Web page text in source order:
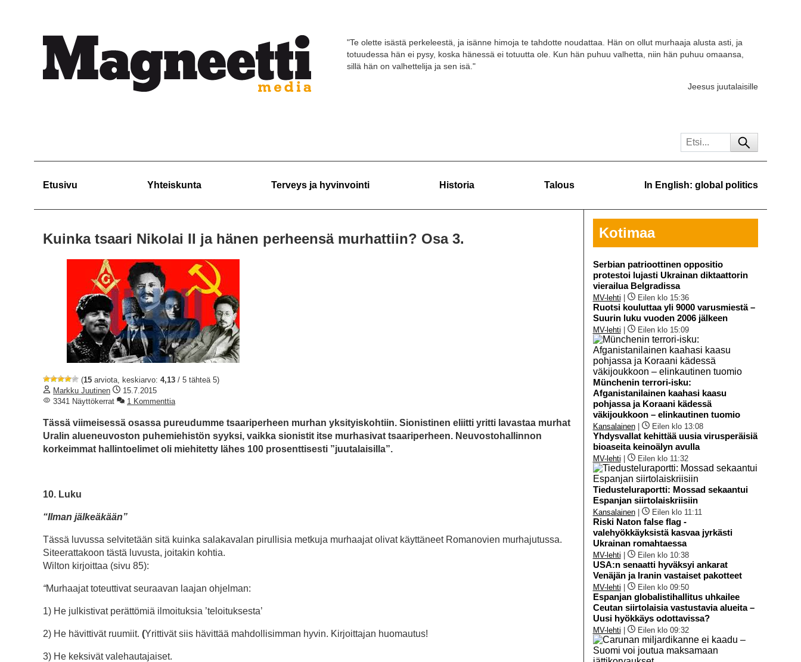
"Te olette isästä perkeleestä, ja isänne himoja te tahdotte noudattaa. Hän on ollut murhaaja alusta asti, ja
totuudessa hän ei pysy, koska hänessä ei totuutta ole. Kun hän puhuu valhetta, niin hän puhuu omaansa,
sillä hän on valhettelija ja sen isä."
Jeesus juutalaisille
Etusivu Yhteiskunta Terveys ja hyvinvointi Historia Talous In English: global politics
Kuinka tsaari Nikolai II ja hänen perheensä murhattiin? Osa 3.
(15 arviota, keskiarvo: 4,13 / 5 tähteä 5)
Markku Juutinen
15.7.2015
3341 Näyttökerrat
1 Kommenttia
Tässä viimeisessä osassa pureudumme tsaariperheen murhan yksityiskohtiin. Sionistinen eliitti yritti lavastaa murhat
Uralin alueneuvoston puhemiehistön syyksi, vaikka sionistit itse murhasivat tsaariperheen. Neuvostohallinnon
korkeimmat hallintoelimet oli miehitetty lähes 100 prosenttisesti ”juutalaisilla”.
10. Luku
“Ilman jälkeäkään”
Tässä luvussa selvitetään sitä kuinka salakavalan pirullisia metkuja murhaajat olivat käyttäneet Romanovien murhajutussa.
Siteerattakoon tästä luvusta, joitakin kohtia.
Wilton kirjoittaa (sivu 85):
“Murhaajat toteuttivat seuraavan laajan ohjelman:
1) He julkistivat perättömiä ilmoituksia ’teloituksesta’
2) He hävittivät ruumiit. (Yrittivät siis hävittää mahdollisimman hyvin. Kirjoittajan huomautus!
3) He keksivät valehautajaiset.
Kotimaa
Serbian patrioottinen oppositio
protestoi lujasti Ukrainan diktaattorin
vierailua Belgradissa
MV-lehti Eilen klo 15:36
Ruotsi kouluttaa yli 9000 varusmiestä –
Suurin luku vuoden 2006 jälkeen
MV-lehti Eilen klo 15:09
Münchenin terrori-isku:
Afganistanilainen kaahasi kaasu
pohjassa ja Koraani kädessä
väkijoukkoon – elinkautinen tuomio
Kansalainen| Eilen klo 13:08
Yhdysvallat kehittää uusia virusperäisiä
bioaseita keinoälyn avulla
MV-lehti Eilen klo 11:32
Tiedusteluraportti: Mossad sekaantui
Espanjan siirtolaiskriisiin
Kansalainen| Eilen klo 11:11
Riski Naton false flag -
valehyökkäyksistä kasvaa jyrkästi
Ukrainan romahtaessa
MV-lehti Eilen klo 10:38
USA:n senaatti hyväksyi ankarat
Venäjän ja Iranin vastaiset pakotteet
MV-lehti Eilen klo 09:50
Espanjan globalistihallitus uhkailee
Ceutan siirtolaisia vastustavia alueita –
Uusi hyökkäys odottavissa?
MV-lehti Eilen klo 09:32